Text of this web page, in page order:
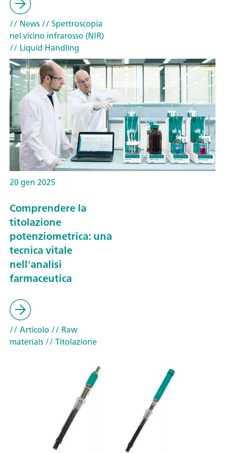
// News// Spettroscopia
nel vicino infrarosso (NIR)
// Liquid Handling
20 gen 2025
Comprendere la
titolazione
potenziometrica: una
tecnica vitale
nell'analisi
farmaceutica
// Articolo // Raw
materials// Titolazione